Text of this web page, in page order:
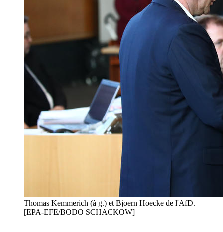
Thomas Kemmerich (à g.) et Bjoern Hoecke de l'AfD.
[EPA-EFE/BODO SCHACKOW]